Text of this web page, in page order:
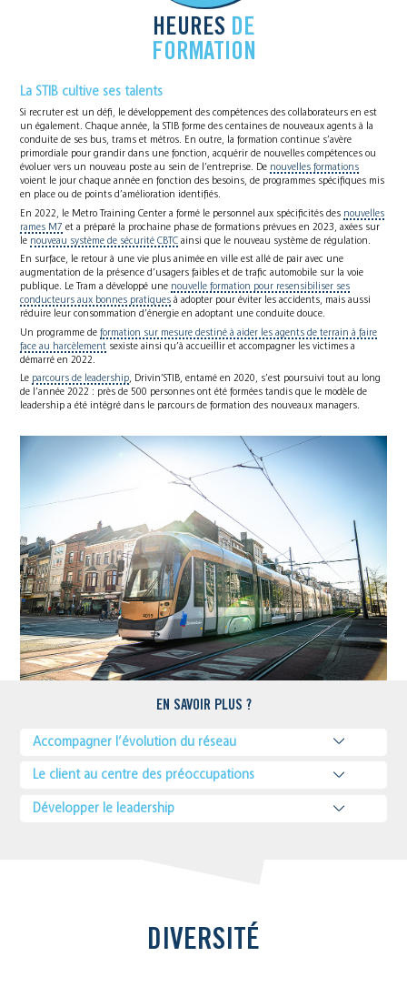
HEURES DE
FORMATION
La STIB cultive ses talents
Si recruter est un défi, le développement des compétences des collaborateurs en est
un également. Chaque année, la STIB forme des centaines de nouveaux agents à la
conduite de ses bus, trams et métros. En outre, la formation continue s’avère
primordiale pour grandir dans une fonction, acquérir de nouvelles compétences ou
évoluer vers un nouveau poste au sein de l’entreprise. De nouvelles formations
voient le jour chaque année en fonction des besoins, de programmes spécifiques mis
en place ou de points d’amélioration identifiés.
En 2022, le Metro Training Center a formé le personnel aux spécificités des nouvelles
rames M7 et a préparé la prochaine phase de formations prévues en 2023, axées sur
le nouveau système de sécurité CBTC ainsi que le nouveau système de régulation.
En surface, le retour à une vie plus animée en ville est allé de pair avec une
augmentation de la présence d’usagers faibles et de trafic automobile sur la voie
publique. Le Tram a développé une nouvelle formation pour resensibiliser ses
conducteurs aux bonnes pratiques à adopter pour éviter les accidents, mais aussi
réduire leur consommation d’énergie en adoptant une conduite douce.
Un programme deformation sur mesure destiné à aider les agents de terrain à faire
face au harcèlement sexiste ainsi qu’à accueillir et accompagner les victimes a
démarré en 2022.
Le parcours de leadership, Drivin’STIB, entamé en 2020, s’est poursuivi tout au long
de l’année 2022 : près de 500 personnes ont été formées tandis que le modèle de
leadership a été intégré dans le parcours de formation des nouveaux managers.
EN SAVOIR PLUS ?
Accompagner l’évolution du réseau
Le client au centre des préoccupations
Développer le leadership
DIVERSITÉ